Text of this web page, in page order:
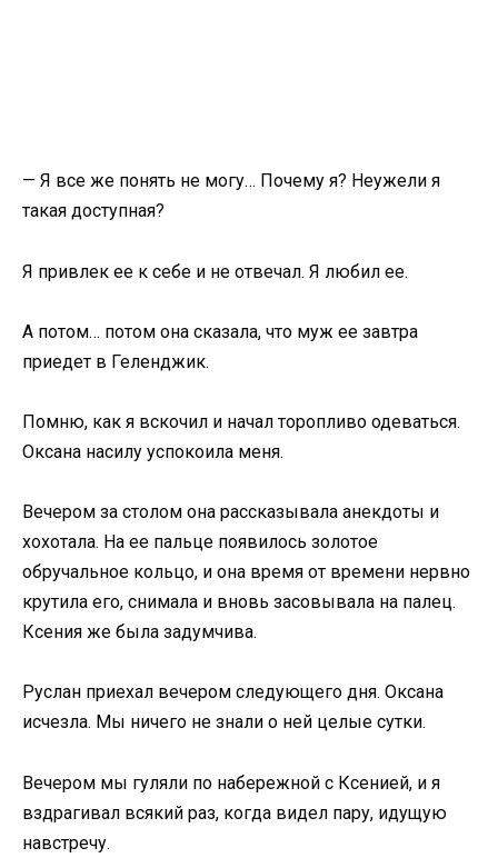
— Я все же понять не могу… Почему я? Неужели я
такая доступная?
Я привлек ее к себе и не отвечал. Я любил ее.
А потом… потом она сказала, что муж ее завтра
приедет в Геленджик.
Помню, как я вскочил и начал торопливо одеваться.
Оксана насилу успокоила меня.
Вечером за столом она рассказывала анекдоты и
хохотала. На ее пальце появилось золотое
обручальное кольцо, и она время от времени нервно
крутила его, снимала и вновь засовывала на палец.
Ксения же была задумчива.
Руслан приехал вечером следующего дня. Оксана
исчезла. Мы ничего не знали о ней целые сутки.
Вечером мы гуляли по набережной с Ксенией, и я
вздрагивал всякий раз, когда видел пару, идущую
навстречу.